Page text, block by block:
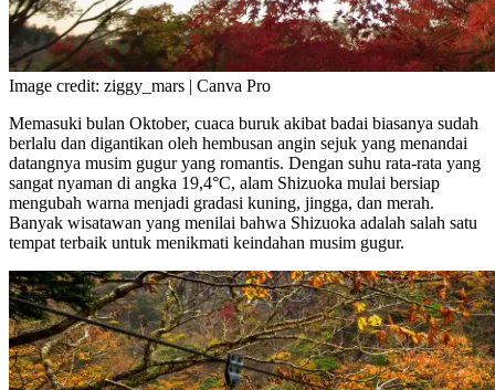
Image credit: ziggy_mars | Canva Pro
Memasuki bulan Oktober, cuaca buruk akibat badai biasanya sudah
berlalu dan digantikan oleh hembusan angin sejuk yang menandai
datangnya musim gugur yang romantis. Dengan suhu rata-rata yang
sangat nyaman di angka 19,4°C, alam Shizuoka mulai bersiap
mengubah warna menjadi gradasi kuning, jingga, dan merah.
Banyak wisatawan yang menilai bahwa Shizuoka adalah salah satu
tempat terbaik untuk menikmati keindahan musim gugur.